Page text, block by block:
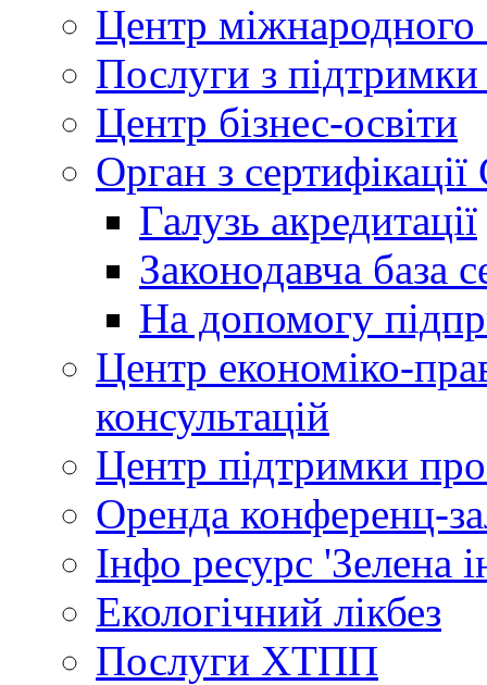
Центр міжнародного
Послуги з підтримки
Центр бізнес-освіти
Орган з
Галузь акредитації
Законодавча база
На допомогу
Центр економіко-
консультацій
Центр підтримки
Оренда конференц-
Інфо ресурс 'Зелена
Екологічний лікбез
Послуги ХТПП